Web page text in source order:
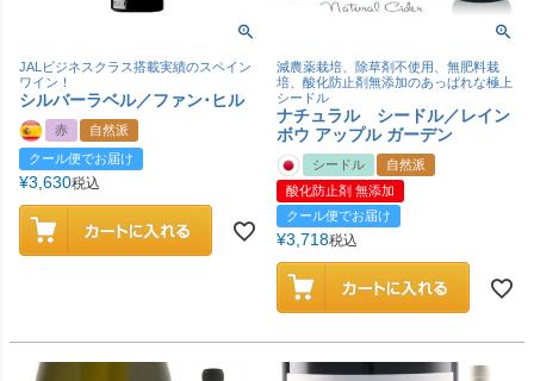
JALビジネスクラス搭載実績のスペイン
ワイン！
シルバーラベル／ファン･ヒル
赤
自然派
クール便でお届け
¥3,630税込
減農薬栽培、除草剤不使用、無肥料栽
培、酸化防止剤無添加のあっぱれな極上
シードル
ナチュラル シードル／レイン
ボウ アップル ガーデン
シードル
自然派
酸化防止剤 無添加
クール便でお届け
¥3,718税込